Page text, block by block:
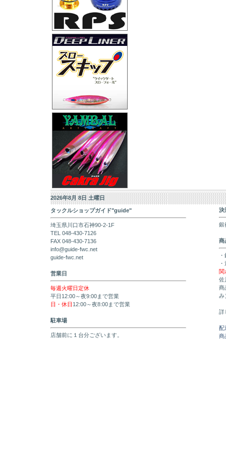
2026年8月 8日 土曜日
タックルショップガイド"guide"
埼玉県川口市石神90-2-1F
TEL 048-430-7126
FAX 048-430-7136
info@guide-fwc.net
guide-fwc.net
営業日
毎週火曜日定休
平日12:00～夜9:00まで営業
日・休日 12:00～夜8:00まで営業
駐車場
店舗前に１台分ございます。
決
銀
商
関
佐
商
み
詳
配
商